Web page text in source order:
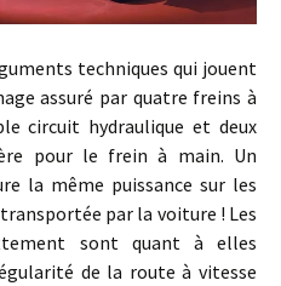
techniques qui jouent
assuré par quatre freins à
circuit hydraulique et deux
pour le frein à main. Un
la même puissance sur les
par la voiture ! Les
sont quant à elles
de la route à vitesse